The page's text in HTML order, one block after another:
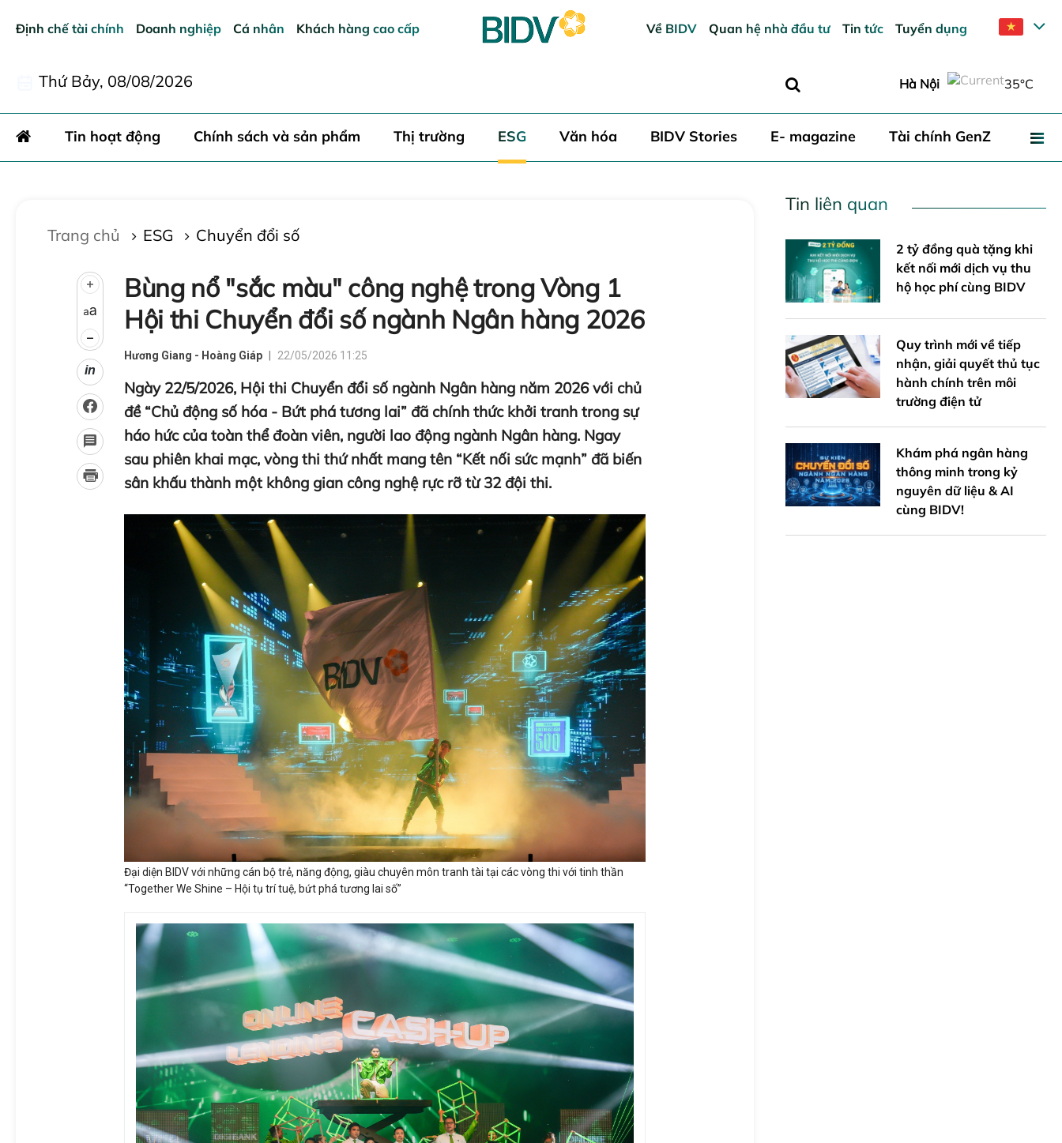
Định chế tài chính Doanh nghiệp Cá nhân Khách hàng cao cấp Về BIDV Quan hệ nhà đầu tư Tin tức Tuyển dụng
Thứ Bảy, 08/08/2026 Hà Nội 35°C
Tin hoạt động Chính sách và sản phẩm Thị trường ESG Văn hóa BIDV Stories E- magazine Tài chính GenZ
Trang chủ ESG Chuyển đổi số
in
Bùng nổ "sắc màu" công nghệ trong Vòng 1
Hội thi Chuyển đổi số ngành Ngân hàng 2026
Hương Giang - Hoàng Giáp 22/05/2026 11:25
Ngày 22/5/2026, Hội thi Chuyển đổi số ngành Ngân hàng năm 2026 với chủ
đề “Chủ động số hóa - Bứt phá tương lai” đã chính thức khởi tranh trong sự
háo hức của toàn thể đoàn viên, người lao động ngành Ngân hàng. Ngay
sau phiên khai mạc, vòng thi thứ nhất mang tên “Kết nối sức mạnh” đã biến
sân khấu thành một không gian công nghệ rực rỡ từ 32 đội thi.
Đại diện BIDV với những cán bộ trẻ, năng động, giàu chuyên môn tranh tài tại các vòng thi với tinh thần
“Together We Shine – Hội tụ trí tuệ, bứt phá tương lai số”
Tin liên quan
2 tỷ đồng quà tặng khi
kết nối mới dịch vụ thu
hộ học phí cùng BIDV
Quy trình mới về tiếp
nhận, giải quyết thủ tục
hành chính trên môi
trường điện tử
Khám phá ngân hàng
thông minh trong kỷ
nguyên dữ liệu & AI
cùng BIDV!